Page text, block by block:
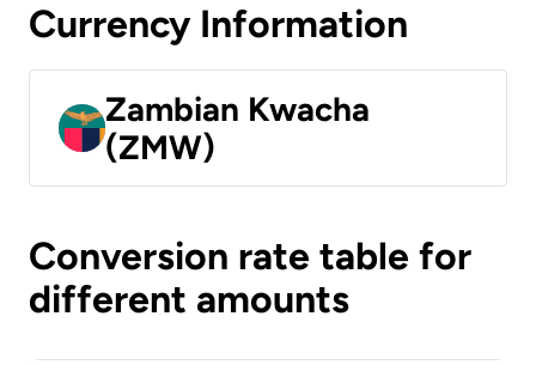
Currency Information
Zambian Kwacha
(ZMW)
Conversion rate table for
different amounts